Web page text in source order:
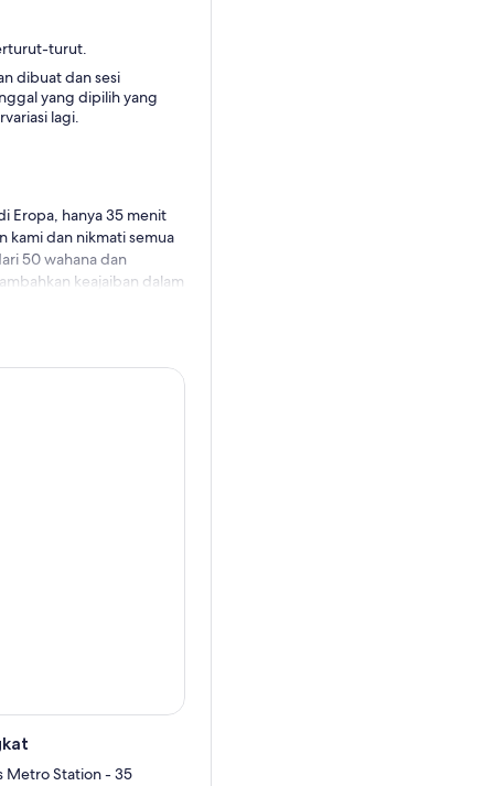
turut.
dibuat dan sesi
yang dipilih yang
lagi.
Eropa, hanya 35 menit
kami dan nikmati semua
50 wahana dan
keajaiban dalam
saja dirancang ulang.
kenangan yang akan
taman kami, selalu ada
Metro Station - 35